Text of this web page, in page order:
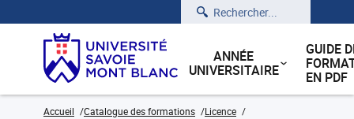
Rechercher
ANNÉE
UNIVERSITAIRE
GUIDE
EN PDF
Accueil Catalogue des formations
Licence